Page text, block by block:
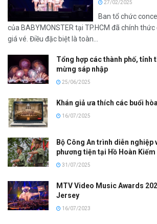
27/02/2025
Ban tổ chức
của BABYMONSTER tại TP.HCM đã chính
giá vé. Điều đặc biệt là toàn...
Tổng hợp các thành phố, tỉnh
mừng sáp nhập
25/06/2025
Khán giả ưa thích các buổi
16/07/2025
Bộ Công An trình diễn nghiệp
phương tiện tại Hồ Hoàn
31/07/2025
MTV Video Music Awards
Jersey
16/07/2023